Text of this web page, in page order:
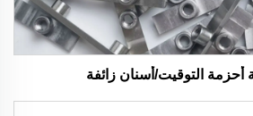
التوقيت/أسنان زائفة